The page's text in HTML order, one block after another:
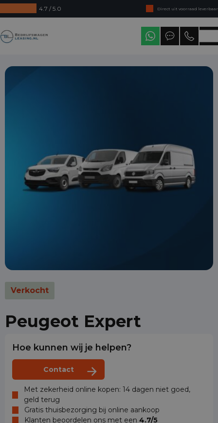
4.7 / 5.0
Direct uit voorraad leverbaar
Levering in heel Nederland
Verkocht
Peugeot Expert
Hoe kunnen wij je helpen?
Contact
Met zekerheid online kopen: 14 dagen niet goed,
geld terug
Gratis thuisbezorging bij online aankoop
Klanten beoordelen ons met een 4.7/5